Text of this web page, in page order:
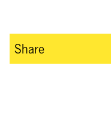
Share